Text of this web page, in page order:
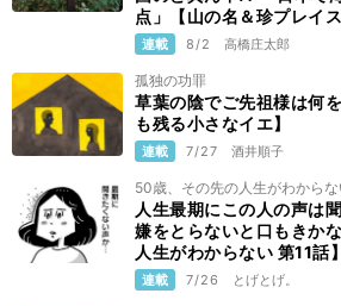
点」【山の名＆珍プレイス
連載 8/2 高橋庄太郎
孤独の功罪
草葉の陰でご先祖様は何
も残る小さなイエ】
連載 7/27 酒井順子
50歳、その先の人生がわから
人生最期にこの人の声
嫌をとらないと口もきか
人生がわからない 第11話】
連載 7/26 とげとげ。